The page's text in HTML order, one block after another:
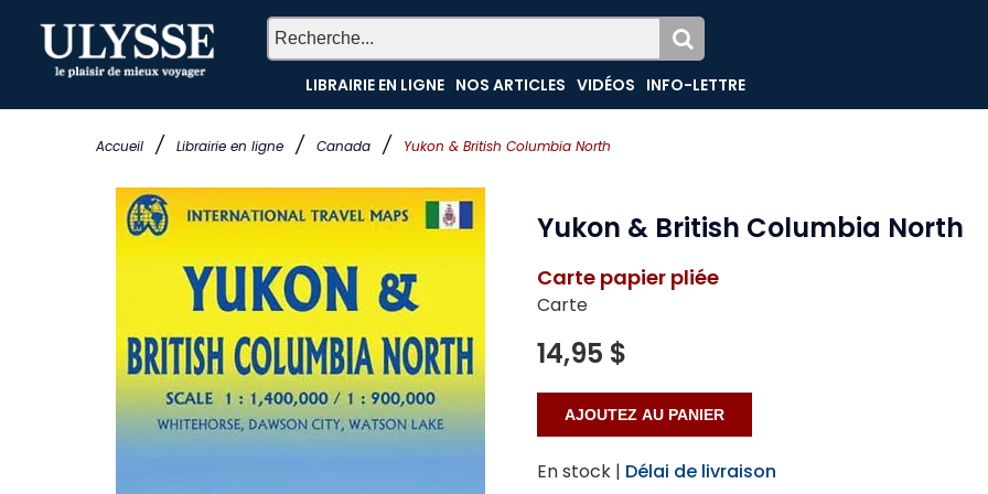
Accueil / Librairie en ligne / Canada / Yukon & British Columbia North
LIBRAIRIE EN LIGNE NOS ARTICLES VIDÉOS INFO-LETTRE
Yukon & British Columbia North
Carte papier pliée
Carte
14,95 $
En stock | Délai de livraison